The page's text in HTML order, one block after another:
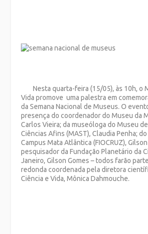
Nesta quarta-feira (15/05), às 10h, o
Vida promove uma palestra em
da Semana Nacional de Museus. O
presença do coordenador do Museu da
Carlos Vieira; da museóloga do Museu
Ciências Afins (MAST), Claudia Penha;
Campus Mata Atlântica(FIOCRUZ),
pesquisador da Fundação Planetário da
Janeiro, Gilson Gomes – todos farão
redonda coordenada pela diretora
Ciência e Vida, Mônica Dahmouche.